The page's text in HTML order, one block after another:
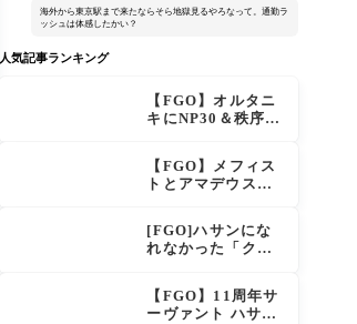
海外から東京駅まで来たならそら地獄見るやろなって。通勤ラ
ッシュは体感したかい？
人気記事ランキング
【FGO】オルタニ
キにNP30＆秩序特
も超強化で「低レ
アとは思えない」
【FGO】メフィス
トとアマデウスが
布＆Arts44％強化
に「最強でワロ
[FGO]ハサンにな
れなかった「クラ
のモブサーヴァン
トのキャラがいい
【FGO】11周年サ
ーヴァント ハサ